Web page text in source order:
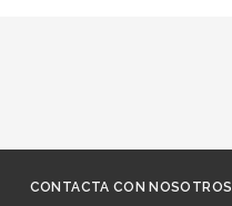
CONTACTA CON NOSOTROS